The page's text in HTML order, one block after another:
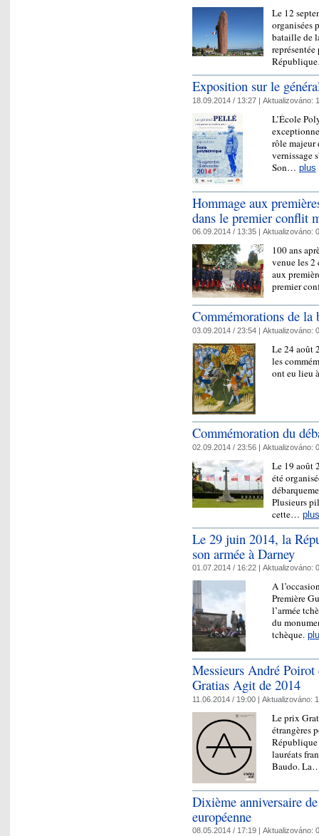
Le 12
organisées
bataille de
représentée
Exposition sur le
18.09.2014 / 13:27 | Aktualizováno:
L’École
rôle majeur
vernissage
Son… plus
Hommage aux
dans le premier conflit
06.09.2014 / 13:35 | Aktualizováno:
100 ans
venue les 2
aux
premier
Commémorations de la
03.09.2014 / 23:54 | Aktualizováno:
Le 24 août
les
ont eu lieu
Commémoration du
02.09.2014 / 23:56 | Aktualizováno:
Le 19 août
été
Plusieurs
cette… plus
Le 29 juin 2014, la
son armée à Darney
01.07.2014 / 16:22 | Aktualizováno:
A
Première
l’armée
du
tchèque.
Messieurs André
Gratias Agit de 2014
11.06.2014 / 19:00 | Aktualizováno:
Le prix
étrangères
République
lauréats
Baudo.
Dixième anniversaire
européenne
08.05.2014 / 17:19 | Aktualizováno: